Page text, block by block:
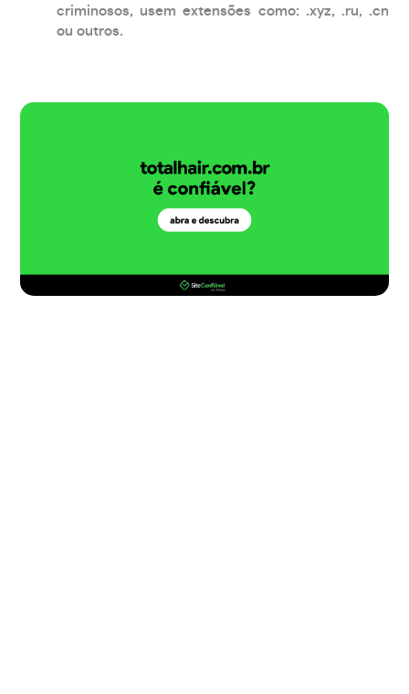
criminosos, usem extensões como: .xyz, .ru, .cn
ou outros.